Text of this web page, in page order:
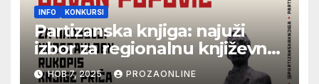
INFO KONKURSI
Partizanska knjiga: najuži
izbor za regionalnu književnu
nagradu Jovan Popović
НОВ 7, 2025 PROZAONLINE